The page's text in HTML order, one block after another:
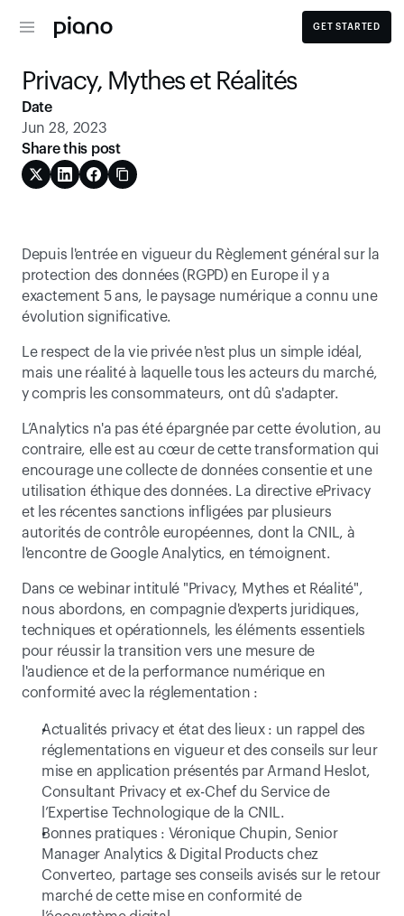
GET STARTED
Privacy, Mythes et Réalités
Depuis l'entrée en vigueur du Règlement général sur la
protection des données (RGPD) en Europe il y a
exactement 5 ans, le paysage numérique a connu une
évolution significative.
Le respect de la vie privée n'est plus un simple idéal,
mais une réalité à laquelle tous les acteurs du marché,
y compris les consommateurs, ont dû s'adapter.
L’Analytics n'a pas été épargnée par cette évolution, au
contraire, elle est au cœur de cette transformation qui
encourage une collecte de données consentie et une
utilisation éthique des données. La directive ePrivacy
et les récentes sanctions infligées par plusieurs
autorités de contrôle européennes, dont la CNIL, à
l'encontre de Google Analytics, en témoignent.
Dans ce webinar intitulé "Privacy, Mythes et Réalité",
nous abordons, en compagnie d'experts juridiques,
techniques et opérationnels, les éléments essentiels
pour réussir la transition vers une mesure de
l'audience et de la performance numérique en
conformité avec la réglementation :
Actualités privacy et état des lieux : un rappel des
réglementations en vigueur et des conseils sur leur
mise en application présentés par Armand Heslot,
Consultant Privacy et ex-Chef du Service de
l’Expertise Technologique de la CNIL.
Bonnes pratiques : Véronique Chupin, Senior
Manager Analytics & Digital Products chez
Converteo, partage ses conseils avisés sur le retour
marché de cette mise en conformité de
Date
Jun 28, 2023
Share this post